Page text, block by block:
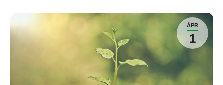
ÁPR
1